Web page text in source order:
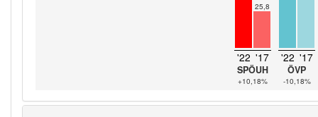
25,8
'22 '17
SPÖUH
+10,18%
'22 '17
ÖVP
-10,18%